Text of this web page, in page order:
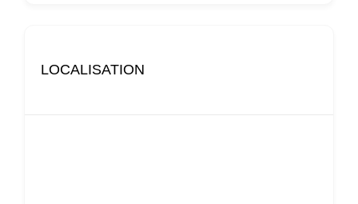
LOCALISATION